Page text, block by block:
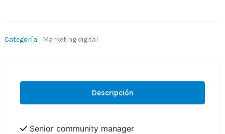
Categoría: Marketing digital
Descripción
Senior community manager